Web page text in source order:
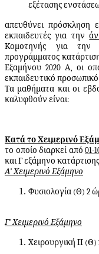
εξέτασης
απευθύνει πρόσκληση
εκπαιδευτές για την
Κομοτηνής για
προγράμματος
Εξαμήνου2020Α, οι
εκπαιδευτικό
Τα μαθήματα και οι
καλυφθούν είναι:
Κατά το Χειμερινό
το οποίο διαρκεί από01-
και Γ εξάμηνο
Α’ Χειμερινό Εξάμηνο
Φυσιολογία (Θ) 2
Γ’ Χειμερινό Εξάμηνο
Χειρουργική ΙΙ